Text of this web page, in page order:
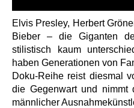
Elvis Presley, Herbert
Bieber – die Giganten
stilistisch kaum
haben Generationen von
Doku-Reihe reist diesmal
die Gegenwart und nimmt
männlicher